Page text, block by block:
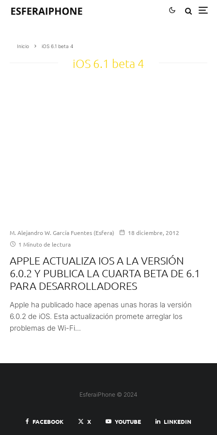
Inicio iOS 6.1 beta 4
iOS 6.1 beta 4
M. Alejandro W. García Fuentes (Esfera)
18 diciembre, 2012
1 Minuto de lectura
APPLE ACTUALIZA IOS A LA VERSIÓN
6.0.2 Y PUBLICA LA CUARTA BETA DE 6.1
PARA DESARROLLADORES
Apple ha publicado hace apenas unas horas la versión
6.0.2 de iOS. Esta actualización promete arreglar los
problemas de Wi-Fi...
EsferaiPhone © 2024
FACEBOOK X YOUTUBE LINKEDIN